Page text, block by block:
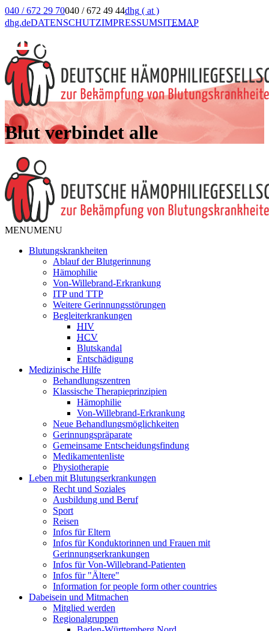
040 / 672 29 70040 / 672 49 44dhg ( at )
dhg.deDATENSCHUTZIMPRESSUMSITEMAP
Blut verbindet alle
MENUMENU
Blutungskrankheiten
Ablauf der Blutgerinnung
Hämophilie
Von-Willebrand-Erkrankung
ITP und TTP
Weitere Gerinnungsstörungen
Begleiterkrankungen
HIV
HCV
Blutskandal
Entschädigung
Medizinische Hilfe
Behandlungszentren
Klassische Therapieprinzipien
Hämophilie
Von-Willebrand-Erkrankung
Neue Behandlungsmöglichkeiten
Gerinnungspräparate
Gemeinsame Entscheidungsfindung
Medikamentenliste
Physiotherapie
Leben mit Blutungserkrankungen
Recht und Soziales
Ausbildung und Beruf
Sport
Reisen
Infos für Eltern
Infos für Konduktorinnen und Frauen mit
Gerinnungserkrankungen
Infos für Von-Willebrand-Patienten
Infos für "Ältere"
Information for people form other countries
Dabeisein und Mitmachen
Mitglied werden
Regionalgruppen